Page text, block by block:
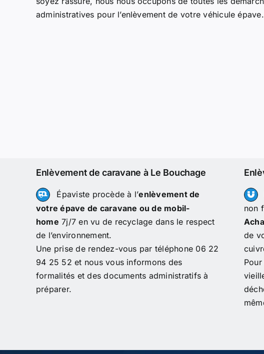
administratives pour l’enlèvement de votre véhicule épave.
Enlèvement de caravane à Le Bouchage
Épaviste procède à l’enlèvement de
votre épave de caravane ou de mobil-
home 7j/7 en vu de recyclage dans le respect
de l’environnement.
Une prise de rendez-vous par téléphone 06 22
94 25 52 et nous vous informons des
formalités et des documents administratifs à
préparer.
non
de
Pour